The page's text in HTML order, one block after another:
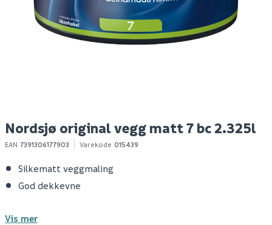
209 619
1-10 stk
Nordsjø original vegg matt 7 bc 2.325l
EAN 7391306177903 Varekode 015439
Silkematt veggmaling
God dekkevne
Vis mer